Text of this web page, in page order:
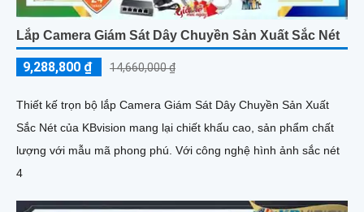
Lắp Camera Giám Sát Dây Chuyền Sản Xuất Sắc Nét
9,288,800 ₫ 14,660,000 ₫
Thiết kế trọn bộ lắp Camera Giám Sát Dây Chuyền Sản Xuất
Sắc Nét của KBvision mang lại chiết khấu cao, sản phẩm chất
lượng với mẫu mã phong phú. Với công nghệ hình ảnh sắc nét
4